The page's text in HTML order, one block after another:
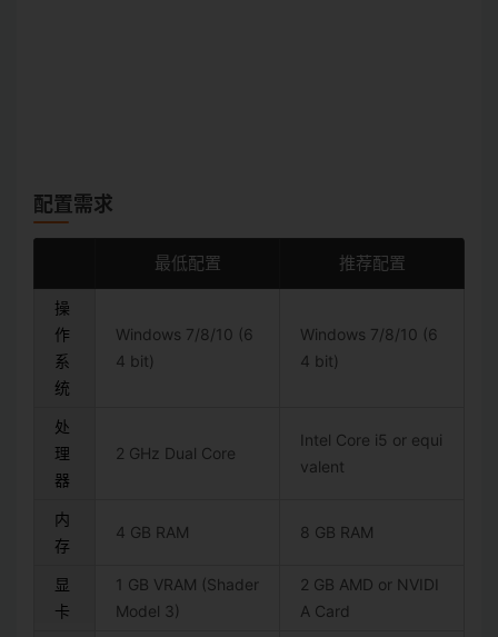
配置需求
最低配置 推荐配置
操
作
系
统
Windows 7/8/10 (6
4 bit)
Windows 7/8/10 (6
4 bit)
处
理
器
2 GHz Dual Core
Intel Core i5 or equi
valent
内
存
4 GB RAM 8 GB RAM
显
卡
1 GB VRAM (Shader
Model 3)
2 GB AMD or NVIDI
A Card